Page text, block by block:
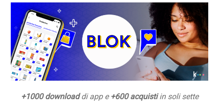
+1000 downloaddi app e +600 acquistiin soli sette